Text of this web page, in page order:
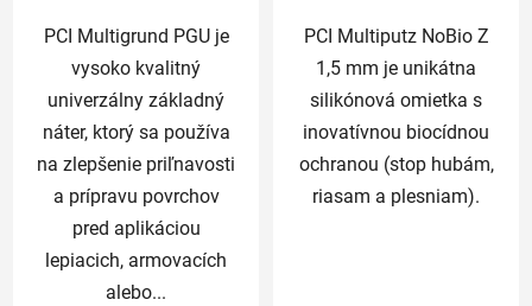
PCI Multigrund PGU je
vysoko kvalitný
univerzálny základný
náter, ktorý sa používa
na zlepšenie priľnavosti
a prípravu povrchov
pred aplikáciou
lepiacich, armovacích
alebo...
PCI Multiputz NoBio Z
1,5 mm je unikátna
silikónová omietka s
inovatívnou biocídnou
ochranou (stop hubám,
riasam a plesniam).